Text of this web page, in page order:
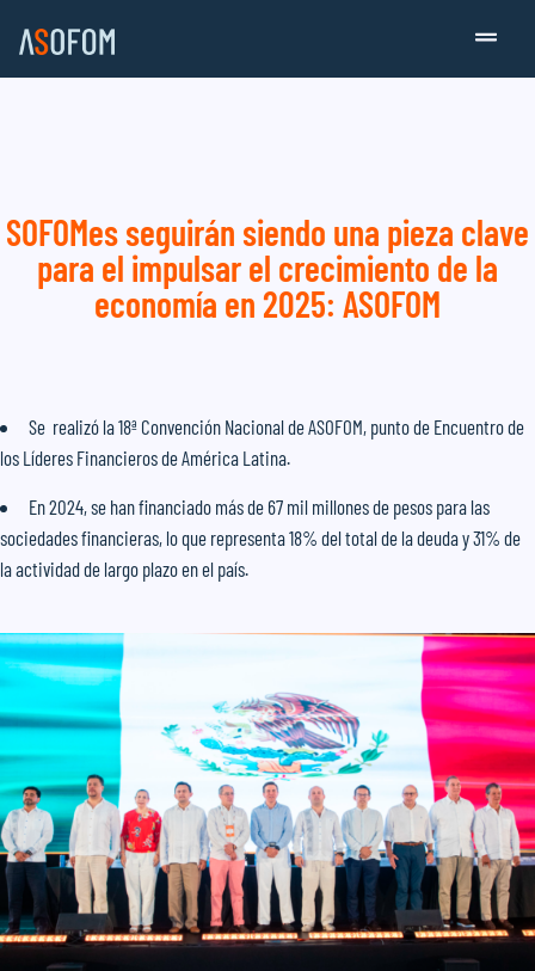
SOFOMes seguirán siendo una pieza clave
para el impulsar el crecimiento de la
economía en 2025: ASOFOM
Se realizó la 18ª Convención Nacional de ASOFOM, punto de Encuentro de
los Líderes Financieros de América Latina.
En 2024, se han financiado más de 67 mil millones de pesos para las
sociedades financieras, lo que representa 18% del total de la deuda y 31% de
la actividad de largo plazo en el país.